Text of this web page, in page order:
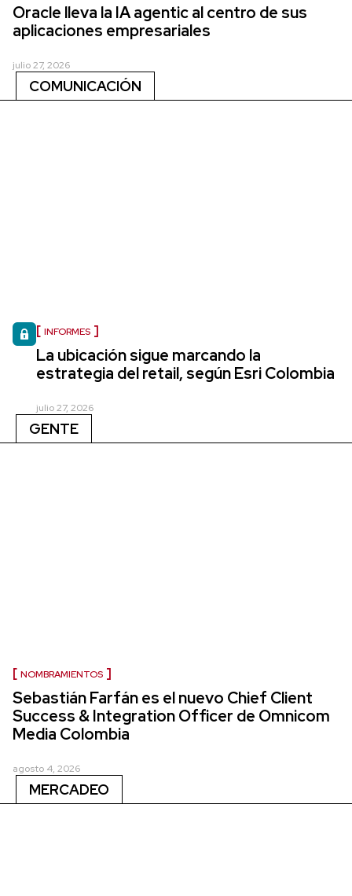
Oracle lleva la IA agentic al centro de sus
aplicaciones empresariales
julio 27, 2026
COMUNICACIÓN
INFORMES
La ubicación sigue marcando la
estrategia del retail, según Esri Colombia
julio 27, 2026
GENTE
NOMBRAMIENTOS
Sebastián Farfán es el nuevo Chief Client
Success & Integration Officer de Omnicom
Media Colombia
agosto 4, 2026
MERCADEO